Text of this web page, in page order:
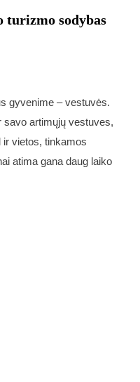
sodybas
gyvenime – vestuvės.
savo artimųjų vestuves,
ir vietos, tinkamos
atima gana daug laiko